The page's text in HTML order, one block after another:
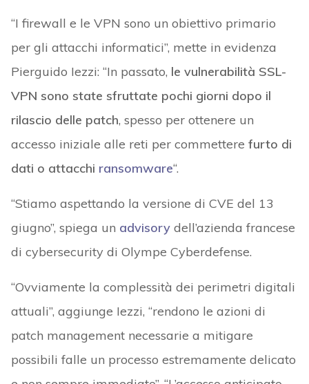
“I firewall e le VPN sono un obiettivo primario
per gli attacchi informatici”, mette in evidenza
Pierguido Iezzi: “In passato, le vulnerabilità SSL-
VPN sono state sfruttate pochi giorni dopo il
rilascio delle patch, spesso per ottenere un
accesso iniziale alle reti per commettere furto di
dati o attacchi ransomware“.
“Stiamo aspettando la versione di CVE del 13
giugno”, spiega un advisorydell’azienda francese
di cybersecurity di Olympe Cyberdefense.
“Ovviamente la complessità dei perimetri digitali
attuali”, aggiunge Iezzi, “rendono le azioni di
patch management necessarie a mitigare
possibili falle un processo estremamente delicato